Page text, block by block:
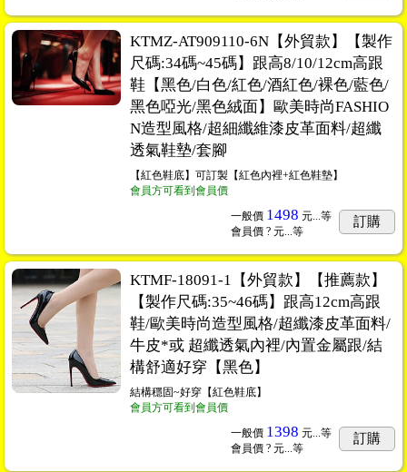
KTMZ-AT909110-6N【外貿款】【製作
尺碼:34碼~45碼】跟高8/10/12cm高跟
鞋【黑色/白色/紅色/酒紅色/裸色/藍色/
黑色啞光/黑色絨面】歐美時尚FASHIO
N造型風格/超細纖維漆皮革面料/超纖
透氣鞋墊/套腳
【紅色鞋底】可訂製【紅色內裡+紅色鞋墊】
會員方可看到會員價
一般價 1498 元...等
會員價 ? 元...等
訂購
KTMF-18091-1【外貿款】【推薦款】
【製作尺碼:35~46碼】跟高12cm高跟
鞋/歐美時尚造型風格/超纖漆皮革面料/
牛皮*或 超纖透氣內裡/內置金屬跟/結
構舒適好穿【黑色】
結構穩固~好穿【紅色鞋底】
會員方可看到會員價
一般價 1398 元...等
會員價 ? 元...等
訂購